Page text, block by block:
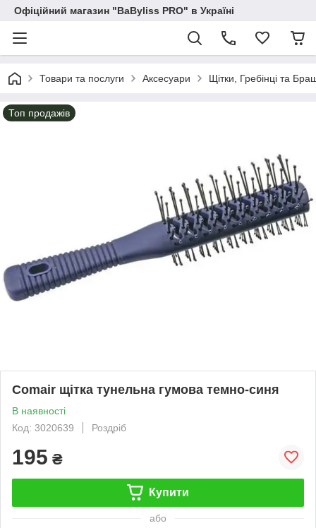
Офіційний магазин "BaByliss PRO" в Україні
Товари та послуги Аксесуари Щітки, Гребінці та
Топ продажів
Comair щітка тунельна гумова темно-синя
В наявності
Код: 3020639
Роздріб
195 ₴
Купити
або